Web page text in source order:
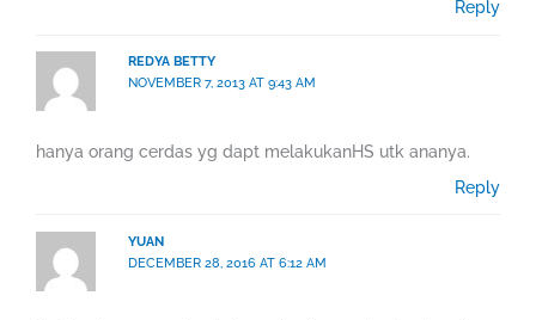
Reply
REDYA BETTY
NOVEMBER 7, 2013 AT 9:43 AM
hanya orang cerdas yg dapt melakukanHS utk ananya.
Reply
YUAN
DECEMBER 28, 2016 AT 6:12 AM